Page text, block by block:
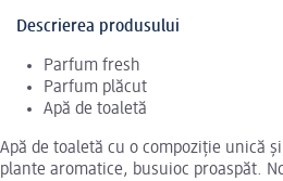
Descrierea produsului
Parfum fresh
Parfum plăcut
Apă de toaletă
Apă de toaletă cu o compoziție unică
plante aromatice, busuioc proaspăt.